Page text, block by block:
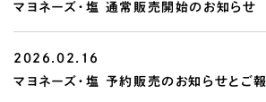
マヨネーズ・塩 通常販売開始のお知らせ
2026.02.16
マヨネーズ・塩 予約販売のお知らせとご